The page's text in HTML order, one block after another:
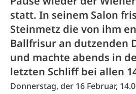
statt. In seinem Salon
Steinmetz die von ihm
Ballfrisur an dutzenden
und machte abends in
letzten Schliff bei allen
Donnerstag, der 16 Februar,